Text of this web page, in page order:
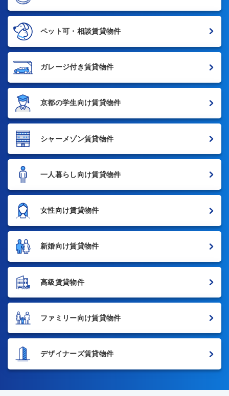
ペット可・相談賃貸物件
ガレージ付き賃貸物件
京都の学生向け賃貸物件
シャーメゾン賃貸物件
一人暮らし向け賃貸物件
女性向け賃貸物件
新婚向け賃貸物件
高級賃貸物件
ファミリー向け賃貸物件
デザイナーズ賃貸物件